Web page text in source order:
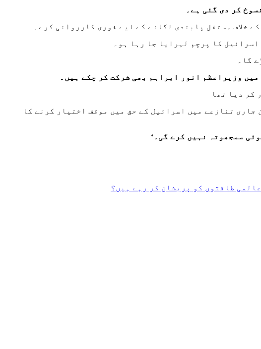
خلاف مستقل پابندی لگانے کے لیے فوری کارروائی کرے۔
کا پرچم لہرایا جا رہا ہو۔
گا۔
میں وزیراعظم انور ابراہم بھی شرکت کر چکے ہیں۔
تنازعے میں اسرائیل کے حق میں موقف اختیار کرنے کا
سمجھوتہ نہیں کرے گی۔‘
طاقتوں کو پریشان کر رہے ہیں؟